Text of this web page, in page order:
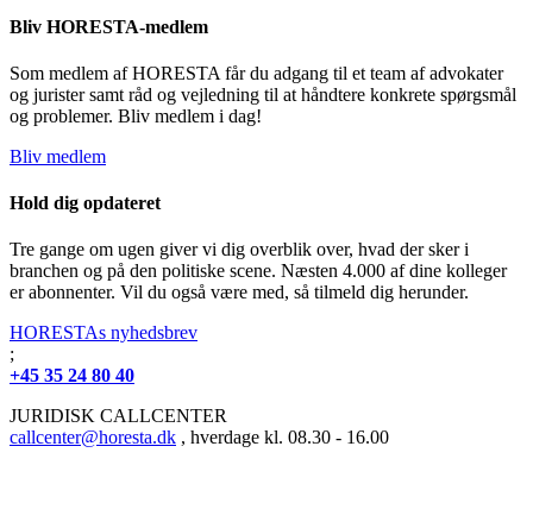
Bliv HORESTA-medlem
Som medlem af HORESTA får du adgang til et team af advokater
og jurister samt råd og vejledning til at håndtere konkrete spørgsmål
og problemer. Bliv medlem i dag!
Bliv medlem
Hold dig opdateret
Tre gange om ugen giver vi dig overblik over, hvad der sker i
branchen og på den politiske scene. Næsten 4.000 af dine kolleger
er abonnenter. Vil du også være med, så tilmeld dig herunder.
HORESTAs nyhedsbrev
;
+45 35 24 80 40
JURIDISK CALLCENTER
callcenter@horesta.dk , hverdage kl. 08.30 - 16.00